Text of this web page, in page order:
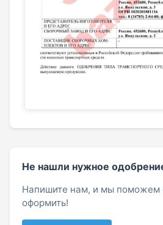
Не нашли нужное
Напишите нам, и мы поможем
оформить!